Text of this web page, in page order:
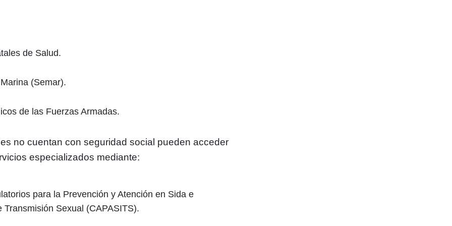
de Salud.
(Semar).
de las Fuerzas Armadas.
no cuentan con seguridad social pueden acceder
especializados mediante:
para la Prevención y Atención en Sida e
Transmisión Sexual (CAPASITS).